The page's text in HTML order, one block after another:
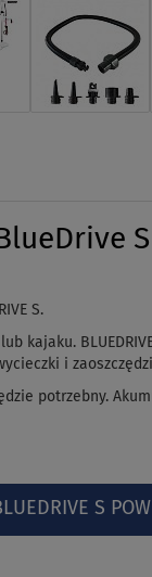
S.
kajaku.
i
potrzebny.
S